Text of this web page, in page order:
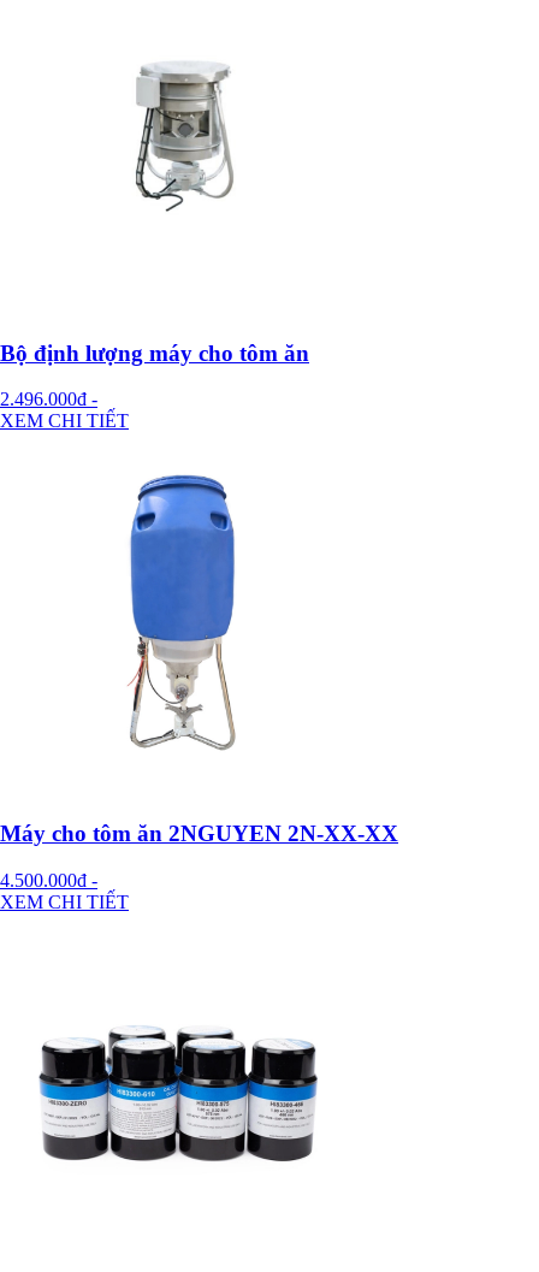
Bộ định lượng máy cho tôm ăn
2.496.000đ -
XEM CHI TIẾT
Máy cho tôm ăn 2NGUYEN 2N-XX-XX
4.500.000đ -
XEM CHI TIẾT